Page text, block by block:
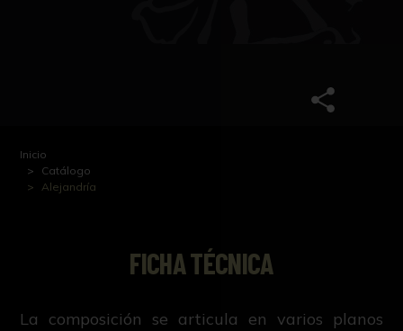
Inicio
Catálogo
Alejandría
FICHA TÉCNICA
La composición se articula en varios planos